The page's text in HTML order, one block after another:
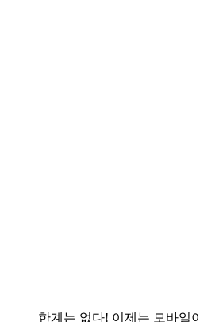
한계는 없다! 이제는 모바일